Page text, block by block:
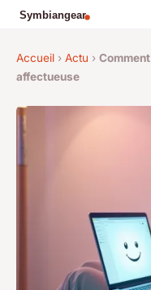
Accueil › Actu ›
affectueuse